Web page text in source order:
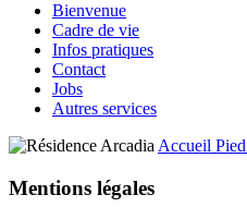
Bienvenue
Cadre de vie
Infos pratiques
Contact
Jobs
Autres services
Accueil
Mentions légales